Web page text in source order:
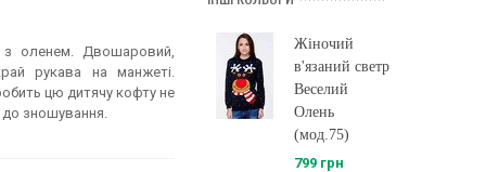
з оленем. Двошаровий,
рукава на манжеті.
цю дитячу кофту не
зношування.
Жіночий
в'язаний светр
Веселий
Олень
(мод.75)
799 грн